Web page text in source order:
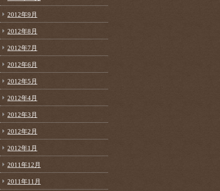
2012年9月
2012年8月
2012年7月
2012年6月
2012年5月
2012年4月
2012年3月
2012年2月
2012年1月
2011年12月
2011年11月